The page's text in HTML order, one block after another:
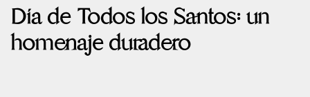
Día de Todos los Santos: un
homenaje duradero